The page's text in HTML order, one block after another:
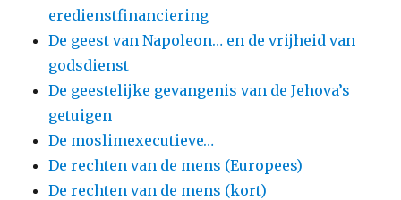
eredienstfinanciering
De geest van Napoleon… en de vrijheid van
godsdienst
De geestelijke gevangenis van de Jehova’s
getuigen
De moslimexecutieve…
De rechten van de mens (Europees)
De rechten van de mens (kort)